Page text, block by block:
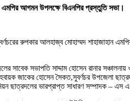
এমপির আগমন উপলক্ষে বিএনপির প্রস্তুতি সভা।
রুপকার আলহাজ্ব মোহাম্মদ
সাবেক সভাপতি সাদ্দাম হোসেন রানার
জাকের হোসেন সৈকত,সুবর্ণচর উপজেলা
ভারপ্রাপ্ত সাধারণ সম্পাদক – এস